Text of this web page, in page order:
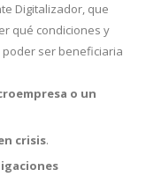
Digitalizador, que
qué condiciones y
ser beneficiaria
o un
crisis.